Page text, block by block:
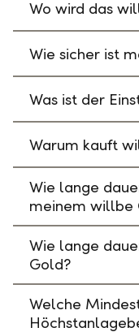
Wo wird das
Wie sicher ist
Was ist der
Warum kauft
Wie lange
meinem willbe
Wie lange
Gold?
Welche